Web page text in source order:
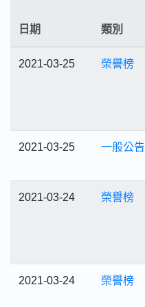
日期 類別
2021-03-25 榮譽榜
2021-03-25 一般公告
2021-03-24 榮譽榜
2021-03-24 榮譽榜